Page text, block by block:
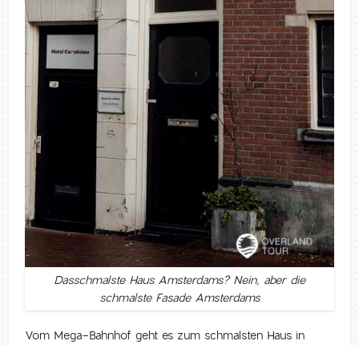
Dasschmalste Haus Amsterdams? Nein, aber die
schmalste Fasade Amsterdams
Vom Mega-Bahnhof geht es zum schmalsten Haus in